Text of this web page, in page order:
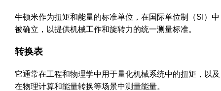
牛顿米作为扭矩和能量的标准单位，在国际单位制（SI）中
被确立，以提供机械工作和旋转力的统一测量标准。
转换表
它通常在工程和物理学中用于量化机械系统中的扭矩，以及
在物理计算和能量转换等场景中测量能量。